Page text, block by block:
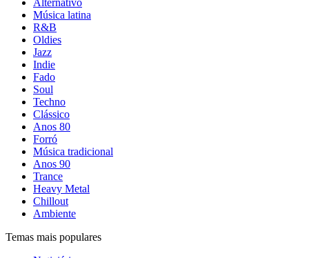
Alternativo
Música latina
R&B
Oldies
Jazz
Indie
Fado
Soul
Techno
Clássico
Anos 80
Forró
Música tradicional
Anos 90
Trance
Heavy Metal
Chillout
Ambiente
Temas mais populares